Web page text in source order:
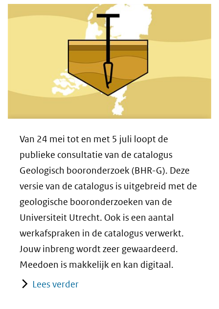
Van 24 mei tot en met 5 juli loopt de
publieke consultatie van de catalogus
Geologisch booronderzoek (BHR-G). Deze
versie van de catalogus is uitgebreid met de
geologische booronderzoeken van de
Universiteit Utrecht. Ook is een aantal
werkafspraken in de catalogus verwerkt.
Jouw inbreng wordt zeer gewaardeerd.
Meedoen is makkelijk en kan digitaal.
Lees verder